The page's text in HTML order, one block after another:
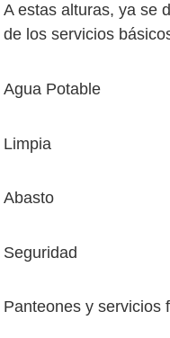
A estas alturas, ya se
de los servicios
Agua Potable
Limpia
Abasto
Seguridad
Panteones y servicios